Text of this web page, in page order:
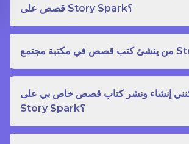
قصص على Story Spark؟
إنشاء ونشر كتاب قصص خاص بي على
Story Spark؟